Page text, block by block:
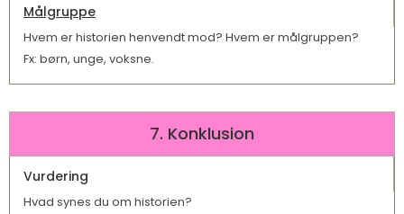
Målgruppe
Hvem er historien henvendt mod? Hvem er målgruppen?
Fx: børn, unge, voksne.
7. Konklusion
Vurdering
Hvad synes du om historien?